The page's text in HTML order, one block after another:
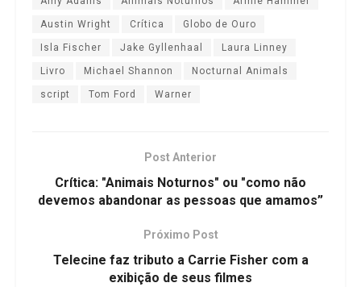
Austin Wright Crítica Globo de Ouro
Isla Fischer Jake Gyllenhaal Laura Linney
Livro Michael Shannon Nocturnal Animals
script Tom Ford Warner
Post Anterior
Crítica: "Animais Noturnos" ou "como não
devemos abandonar as pessoas que amamos”
Próximo Post
Telecine faz tributo a Carrie Fisher com a
exibição de seus filmes